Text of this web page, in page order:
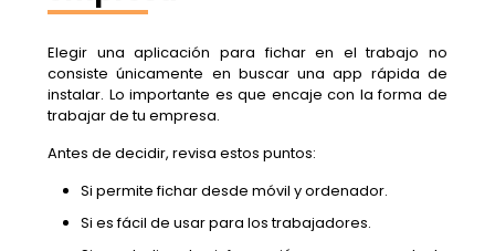
Elegir una aplicación para fichar en el trabajo no
consiste únicamente en buscar una app rápida de
instalar. Lo importante es que encaje con la forma de
trabajar de tu empresa.
Antes de decidir, revisa estos puntos:
Si permite fichar desde móvil y ordenador.
Si es fácil de usar para los trabajadores.